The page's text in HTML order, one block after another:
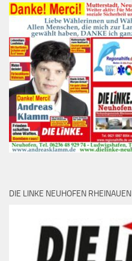
DIE LINKE NEUHOFEN RHEINAUEN